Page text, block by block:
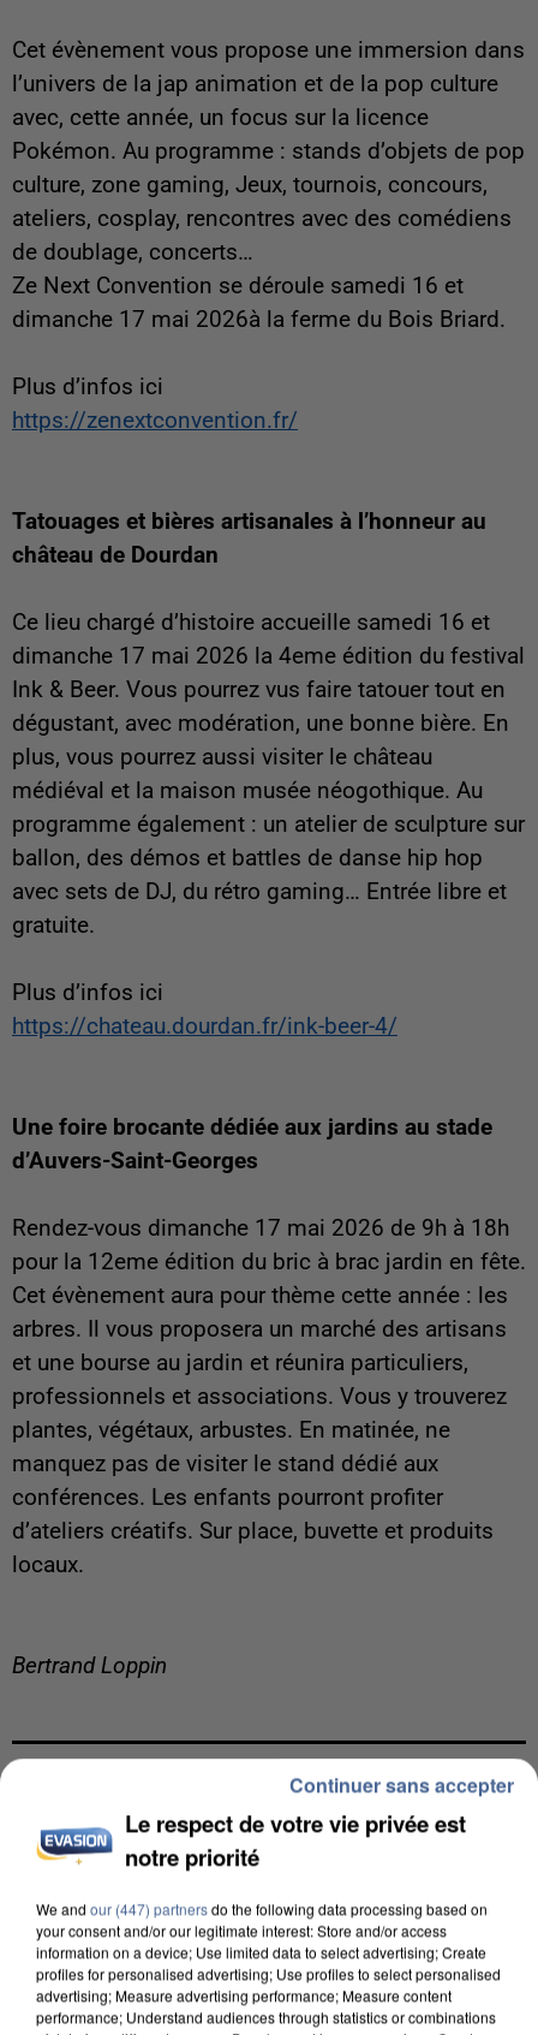
Cet évènement vous propose une immersion dans
l’univers de la jap animation et de la pop culture
avec, cette année, un focus sur la licence
Pokémon. Au programme : stands d’objets de pop
culture, zone gaming, Jeux, tournois, concours,
ateliers, cosplay, rencontres avec des comédiens
de doublage, concerts…
Ze Next Convention se déroule samedi 16 et
dimanche 17 mai 2026à la ferme du Bois Briard.
Plus d’infos ici
https://zenextconvention.fr/
Tatouages et bières artisanales à l’honneur au
château de Dourdan
Ce lieu chargé d’histoire accueille samedi 16 et
dimanche 17 mai 2026 la 4eme édition du festival
Ink & Beer. Vous pourrez vus faire tatouer tout en
dégustant, avec modération, une bonne bière. En
plus, vous pourrez aussi visiter le château
médiéval et la maison musée néogothique. Au
programme également : un atelier de sculpture sur
ballon, des démos et battles de danse hip hop
avec sets de DJ, du rétro gaming… Entrée libre et
gratuite.
Plus d’infos ici
https://chateau.dourdan.fr/ink-beer-4/
Une foire brocante dédiée aux jardins au stade
d’Auvers-Saint-Georges
Rendez-vous dimanche 17 mai 2026 de 9h à 18h
pour la 12eme édition du bric à brac jardin en fête.
Cet évènement aura pour thème cette année : les
arbres. Il vous proposera un marché des artisans
et une bourse au jardin et réunira particuliers,
professionnels et associations. Vous y trouverez
plantes, végétaux, arbustes. En matinée, ne
manquez pas de visiter le stand dédié aux
conférences. Les enfants pourront profiter
d’ateliers créatifs. Sur place, buvette et produits
locaux.
Bertrand Loppin
LES ARTICLES LES PLUS VUS
Le respect de votre vie privée est
notre priorité
We and our (447) partnersdo the following data processing based on
your consent and/or our legitimate interest: Store and/or access
information on a device; Use limited data to select advertising; Create
profiles for personalised advertising; Use profiles to select personalised
advertising; Measure advertising performance; Measure content
performance; Understand audiences through statistics or combinations
Continuer sans accepter